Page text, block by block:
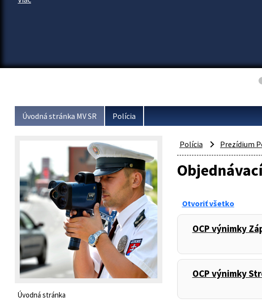
Úvodná stránka MV SR Polícia
Úvodná stránka
Polícia Prezídium
Otvoriť všetko
OCP výnimky
,
OCP výnimky
,